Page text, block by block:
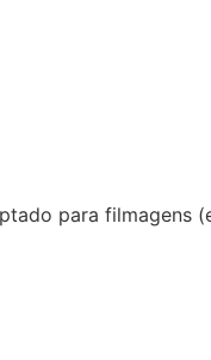
para filmagens